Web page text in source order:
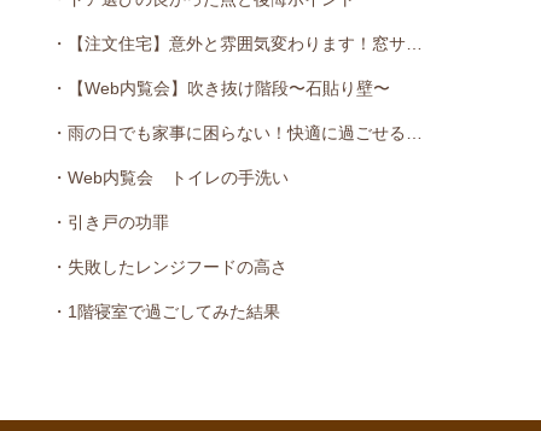
・【注文住宅】意外と雰囲気変わります！窓サ…
・【Web内覧会】吹き抜け階段〜石貼り壁〜
・雨の日でも家事に困らない！快適に過ごせる…
・Web内覧会 トイレの手洗い
・引き戸の功罪
・失敗したレンジフードの高さ
・1階寝室で過ごしてみた結果